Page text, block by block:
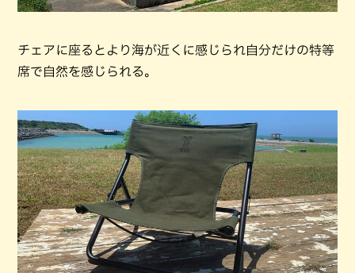
チェアに座るとより海が近くに感じられ自分だけの特等
席で自然を感じられる。